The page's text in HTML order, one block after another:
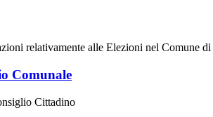
relativamente alle Elezioni nel Comune
Comunale
Cittadino